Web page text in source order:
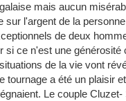
mais aucun
sur l'argent de la
de deux
si ce n'est une générosité
de la vie vont
tournage a été un plaisir
Le couple